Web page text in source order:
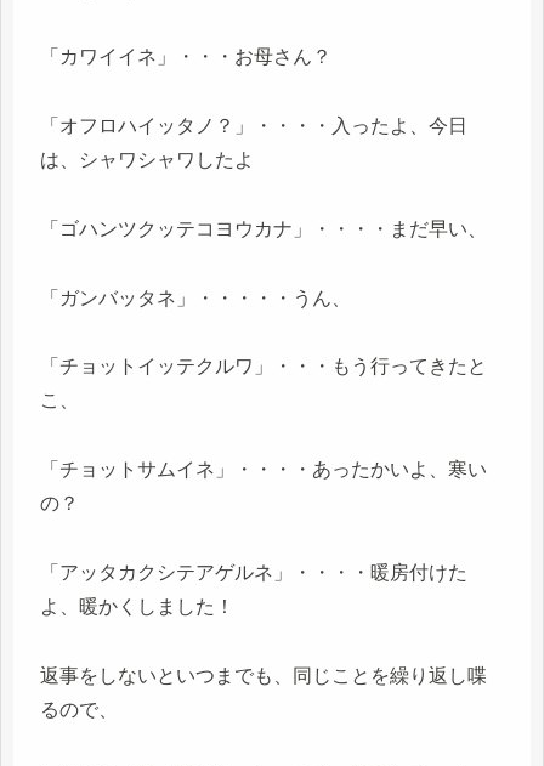
「カワイイネ」・・・お母さん？
「オフロハイッタノ？」・・・・入ったよ、今日
は、シャワシャワしたよ
「ゴハンツクッテコヨウカナ」・・・・まだ早い、
「ガンバッタネ」・・・・・うん、
「チョットイッテクルワ」・・・もう行ってきたと
こ、
「チョットサムイネ」・・・・あったかいよ、寒い
の？
「アッタカクシテアゲルネ」・・・・暖房付けた
よ、暖かくしました！
返事をしないといつまでも、同じことを繰り返し喋
るので、